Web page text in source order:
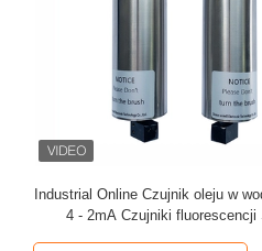
Industrial Online Czujnik oleju w
4 - 2mA Czujniki fluorescencji